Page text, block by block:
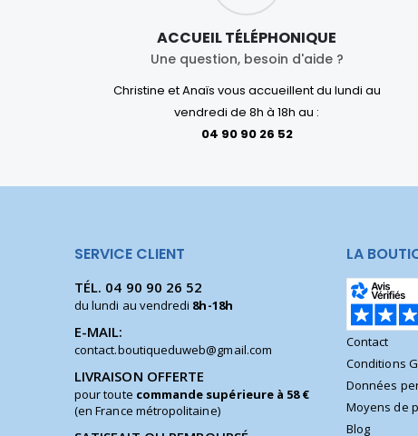
ACCUEIL TÉLÉPHONIQUE
Une question, besoin d'aide ?
Christine et Anaïs vous accueillent du lundi au
vendredi de 8h à 18h au :
04 90 90 26 52
SERVICE CLIENT
TÉL. 04 90 90 26 52
du lundi au vendredi 8h-18h
E-MAIL:
contact.boutiqueduweb@gmail.com
LIVRAISON OFFERTE
pour toute commande supérieure à 58 €
(en France métropolitaine)
LA
Contact
Conditions
Données
Moyens de
Blog